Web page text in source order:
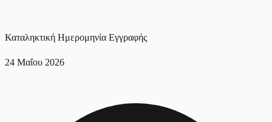
Καταληκτική Ημερομηνία Εγγραφής
24 Μαΐου 2026